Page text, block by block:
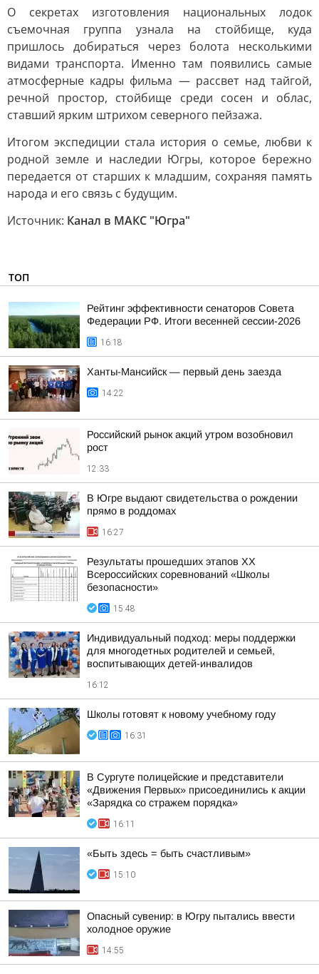
О секретах изготовления национальных лодок
съемочная группа узнала на стойбище, куда
пришлось добираться через болота несколькими
видами транспорта. Именно там появились самые
атмосферные кадры фильма — рассвет над тайгой,
речной простор, стойбище среди сосен и облас,
ставший ярким штрихом северного пейзажа.
Итогом экспедиции стала история о семье, любви к
родной земле и наследии Югры, которое бережно
передается от старших к младшим, сохраняя память
народа и его связь с будущим.
Источник: Канал в МАКС "Югра"
ТОП
Рейтинг эффективности сенаторов Совета
Федерации РФ. Итоги весенней сессии-2026
16:18
Ханты-Мансийск — первый день заезда
14:22
Российский рынок акций утром возобновил
рост
12:33
В Югре выдают свидетельства о рождении
прямо в роддомах
16:27
Результаты прошедших этапов ХХ
Всероссийских соревнований «Школы
безопасности»
15:48
Индивидуальный подход: меры поддержки
для многодетных родителей и семьей,
воспитывающих детей-инвалидов
16:12
Школы готовят к новому учебному году
16:31
В Сургуте полицейские и представители
«Движения Первых» присоединились к акции
«Зарядка со стражем порядка»
16:11
«Быть здесь = быть счастливым»
15:10
Опасный сувенир: в Югру пытались ввести
холодное оружие
14:55